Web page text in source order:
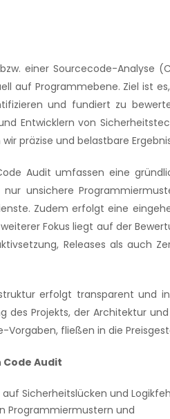
einer Sourcecode-Analyse
auf Programmebene. Ziel ist
und fundiert zu
Entwicklern von
präzise und belastbare
Audit umfassen eine
unsichere
Zudem erfolgt eine
weiterer Fokus liegt auf der
Releases als auch
erfolgt transparent und
des Projekts, der Architektur
fließen in die
Code Audit
Sicherheitslücken und
Programmiermustern und